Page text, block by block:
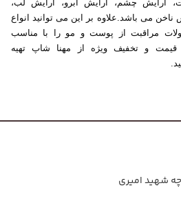
آرایش چشم، آرایش ابرو، آرایش لب،
ناخن می باشد.علاوه بر این می توانید انواع
مراقبت از پوست و مو را با مناسب
قیمت و تخفیف ویژه از مهنا شاپ تهیه
شهید امیری